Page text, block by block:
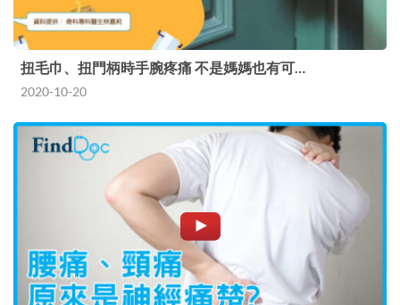
扭毛巾、扭門柄時手腕疼痛 不是媽媽也有可…
2020-10-20